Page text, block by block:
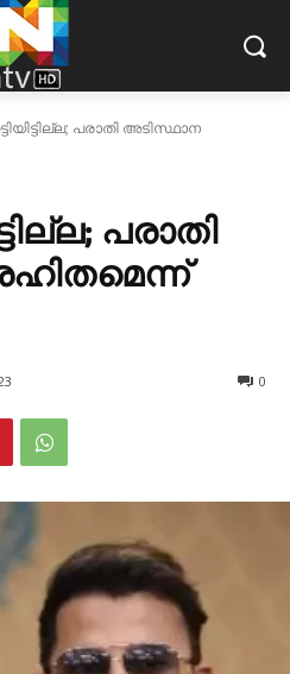
പരാതി അടിസ്ഥാന
പരാതി
0